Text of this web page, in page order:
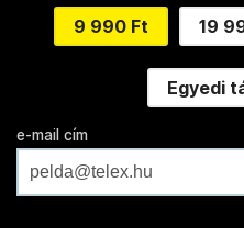
9 990 Ft 19
Egyedi
e-mail cím